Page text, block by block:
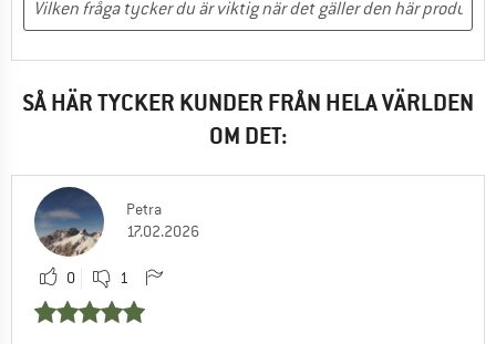
SÅ HÄR TYCKER KUNDER FRÅN HELA VÄRLDEN
OM DET:
Petra
17.02.2026
0 1